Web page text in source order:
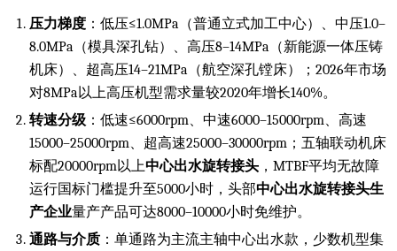
压力梯度 ：低压≤1.0MPa（普通立式加工中心）、中压1.0–
8.0MPa（模具深孔钻）、高压8–14MPa（新能源一体压铸
机床）、超高压14–21MPa（航空深孔镗床）；2026年市场
对8MPa以上高压机型需求量较2020年增长140%。
转速分级 ：低速≤6000rpm、中速6000–15000rpm、高速
15000–25000rpm、超高速25000–30000rpm；五轴联动机床
标配20000rpm以上中心出水旋转接头 ，MTBF平均无故障
运行国标门槛提升至5000小时，头部中心出水旋转接头生
产企业量产产品可达8000–10000小时免维护。
通路与介质 ：单通路为主流主轴中心出水款，少数机型集